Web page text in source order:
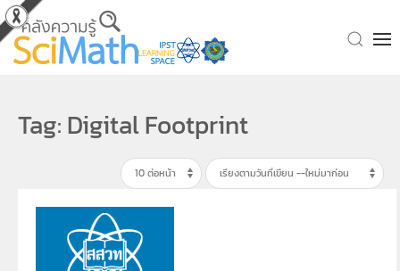
Skip to main content
Tag: Digital Footprint